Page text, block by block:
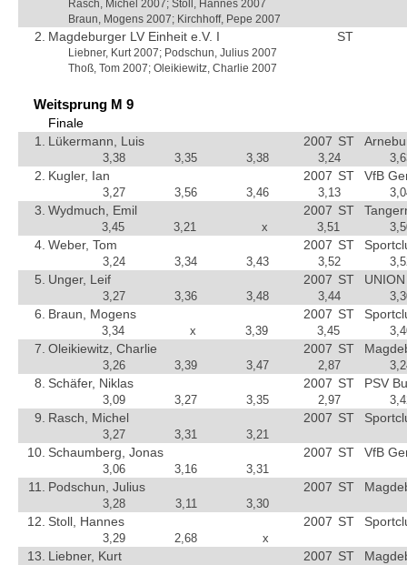
Rasch, Michel 2007; Stoll, Hannes 2007
Braun, Mogens 2007; Kirchhoff, Pepe 2007
2. Magdeburger LV Einheit e.V. I ST
Liebner, Kurt 2007; Podschun, Julius 2007
Thoß, Tom 2007; Oleikiewitz, Charlie 2007
Weitsprung M 9
Finale
1.
Lükermann, Luis 2007 ST
3,38 3,35 3,38 3,24
2. Kugler, Ian 2007 ST VfB
3,27 3,56 3,46 3,13
3. Wydmuch, Emil 2007 ST
3,45 3,21 x 3,51
4. Weber, Tom 2007 ST
3,24 3,34 3,43 3,52
5. Unger, Leif 2007 ST
3,27 3,36 3,48 3,44
6. Braun, Mogens 2007 ST
3,34 x 3,39 3,45
7. Oleikiewitz, Charlie 2007 ST
3,26 3,39 3,47 2,87
8. Schäfer, Niklas 2007 ST PSV
3,09 3,27 3,35 2,97
9. Rasch, Michel 2007 ST
3,27 3,31 3,21
10. Schaumberg, Jonas 2007 ST VfB
3,06 3,16 3,31
11. Podschun, Julius 2007 ST
3,28 3,11 3,30
12. Stoll, Hannes 2007 ST
3,29 2,68 x
13. Liebner, Kurt 2007 ST